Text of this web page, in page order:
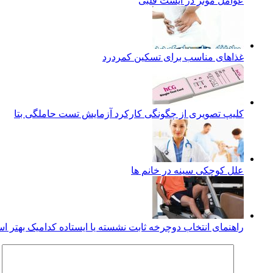
غذاهای مناسب برای تسکین کمردرد
کلیپ تصویری از چگونگی کارکرد آزمایش تست حاملگی بتا
علل کوچکی سینه در خانم ها
راهنمای انتخاب دوچرخه ثابت نشسته یا ایستاده کدامیک بهتر